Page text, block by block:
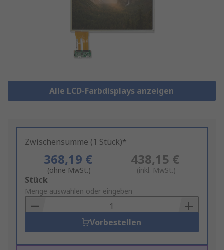
Alle LCD-Farbdisplays anzeigen
Zwischensumme (1 Stück)*
368,19 €
(ohne MwSt.)
438,15 €
(inkl. MwSt.)
Add
to
Basket
Stück
Menge auswählen oder eingeben
Vorbestellen